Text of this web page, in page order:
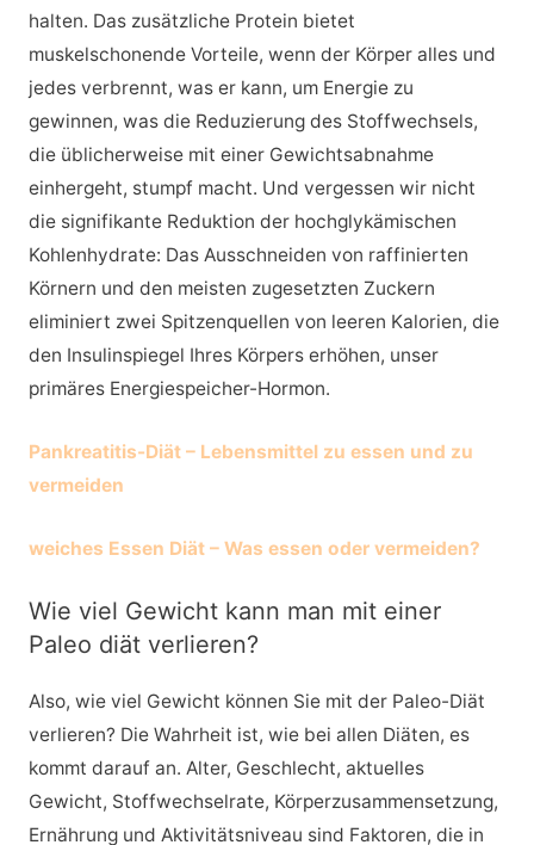
halten. Das zusätzliche Protein bietet
muskelschonende Vorteile, wenn der Körper alles und
jedes verbrennt, was er kann, um Energie zu
gewinnen, was die Reduzierung des Stoffwechsels,
die üblicherweise mit einer Gewichtsabnahme
einhergeht, stumpf macht. Und vergessen wir nicht
die signifikante Reduktion der hochglykämischen
Kohlenhydrate: Das Ausschneiden von raffinierten
Körnern und den meisten zugesetzten Zuckern
eliminiert zwei Spitzenquellen von leeren Kalorien, die
den Insulinspiegel Ihres Körpers erhöhen, unser
primäres Energiespeicher-Hormon.
Pankreatitis-Diät – Lebensmittel zu essen und zu
vermeiden
weiches Essen Diät – Was essen oder vermeiden?
Wie viel Gewicht kann man mit einer
Paleo diät verlieren?
Also, wie viel Gewicht können Sie mit der Paleo-Diät
verlieren? Die Wahrheit ist, wie bei allen Diäten, es
kommt darauf an. Alter, Geschlecht, aktuelles
Gewicht, Stoffwechselrate, Körperzusammensetzung,
Ernährung und Aktivitätsniveau sind Faktoren, die in